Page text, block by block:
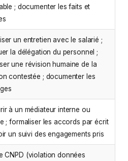
; documenter les faits et
un entretien avec le salarié ;
la délégation du personnel ;
une révision humaine de la
contestée ; documenter les
à un médiateur interne ou
; formaliser les accords par écrit
un suivi des engagements pris
CNPD (violation données